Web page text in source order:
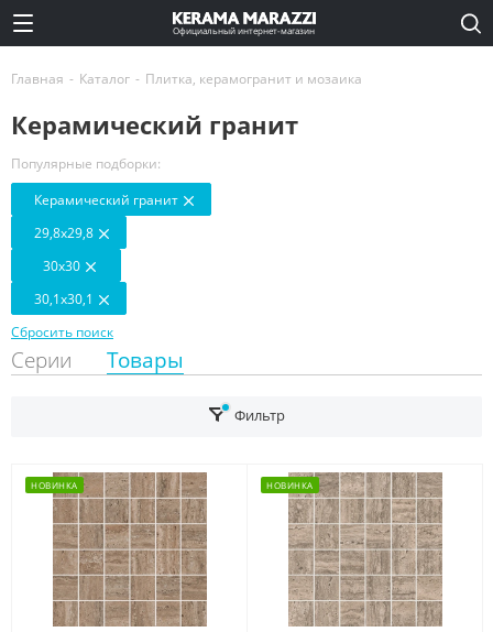
Официальный интернет-магазин
Главная - Каталог - Плитка, керамогранит и мозаика
Керамический гранит
Популярные подборки:
Керамический гранит
29,8x29,8
30x30
30,1x30,1
Сбросить поиск
Серии Товары
Фильтр
НОВИНКА НОВИНКА